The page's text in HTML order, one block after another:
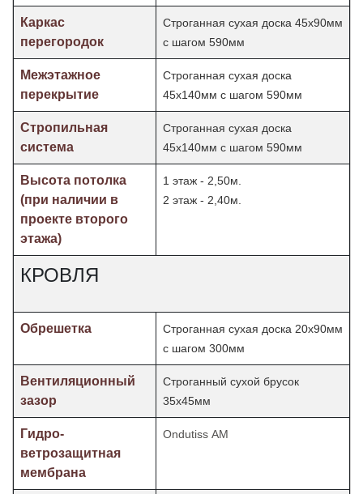
Каркас
перегородок
Строганная сухая доска 45х90мм
с шагом 590мм
Межэтажное
перекрытие
Строганная сухая доска
45х140мм с шагом 590мм
Стропильная
система
Строганная сухая доска
45х140мм с шагом 590мм
Высота потолка
(при наличии в
проекте второго
этажа)
1 этаж - 2,50м.
2 этаж - 2,40м.
КРОВЛЯ
Обрешетка
Строганная сухая доска 20х90мм
с шагом 300мм
Вентиляционный
зазор
Строганный сухой брусок
35х45мм
Гидро-
ветрозащитная
мембрана
Ondutiss АМ